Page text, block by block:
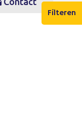
Filteren